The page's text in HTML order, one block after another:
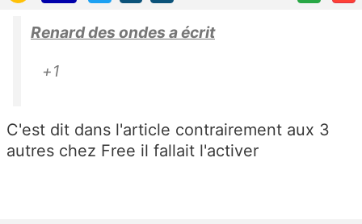
Renard des ondes a écrit
+1
C'est dit dans l'article contrairement aux 3
autres chez Free il fallait l'activer